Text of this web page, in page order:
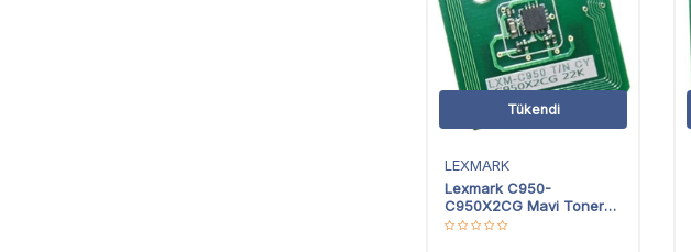
Tükendi
LEXMARK
Lexmark C950-
C950X2CG Mavi Toner
Chip